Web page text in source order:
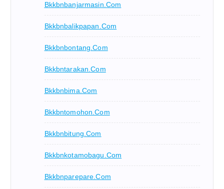
Bkkbnbanjarmasin.com
Bkkbnbalikpapan.com
Bkkbnbontang.com
Bkkbntarakan.com
Bkkbnbima.com
Bkkbntomohon.com
Bkkbnbitung.com
Bkkbnkotamobagu.com
Bkkbnparepare.com